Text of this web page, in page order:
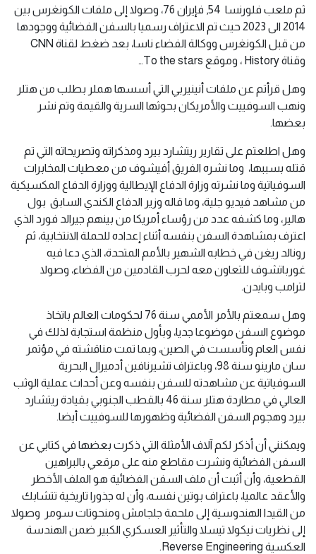
ثم ملعب فلورنسا 54, فإيران 76، وصولا إلى ملفات الكونغرس بين
2014 الى 2023 حيث تم الاعتراف رسميا بالسفن الفضائية ووجودها
من قبل الكونغرس ووكالة الفضاء ناسا، بعد ضغط لقناة CNN
وقناة History ، وموقع To the stars…
وهل قرأتم عن ملفات أنينيربي التي أسسها هملر بطلب من هتلر
ونهب السوفييت والأمريكان بحوثها السرية والقيمة وتم نشر
بعضها.
وهل اطلعتم على تقارير ريتشارد بيرد ومذكراته وتصريحاته التي تم
قتله بسببها، وما نشره الفريق أفيشوف من معطيات المخابرات
السوفياتية وما نشرته وزارة الدفاع الإيطالية ووزارة الدفاع المكسيكية
من مشاهد فيديو جلية، وما قاله وزير الدفاع الكندي السابق بول
هالير، وما كشفه عدد من رؤساء أمريكا من بينهم جيرالد فورد الذي
اعترف بمشاهدة السفن بنفسه أثناء إعداده للحملة الانتخابية، ثم
رونالد ريغن في خطابه الشهير بالأمم المتحدة، الذي دعا فيه
غورباتشوف للتعاون معه لحرب القادمين من الفضاء، وصولا
لترامب وبايدن.
وهل سمعتم بالأمر الأممي سنة 76 لحكومات العالم باتخاذ
موضوع السفن موضوعا جديا، وبأول منظمة استجابة لذلك في
نفس العام وتأسست في الصين، وبما تمت مناقشته في مؤتمر
سان مارينو سنة 98، وباعتراف تشيرنافين أدميرال البحرية
السوفياتية عن مشاهدته للسفن بنفسه وعن أحداث عملية الوثب
العالي في مطاردة هتلر سنة 46 بالقطب الجنوبي بقيادة ريتشارد
بيرد وهجوم السفن الفضائية وظهورها للسوفييت أيضا.
ويمكنني أن أذكر لكم آلاف الأمثلة التي ذكرت بعضها في كتابي عن
السفن الفضائية ونشرت مقاطع منه على مرقعي بالبراهين
القطعية، وأن أثبت أن ملف السفن الفضائية هو الملف الأخطر
والأعقد عالميا، باعتراف بوتين نفسه، وأن له جذورا تاريخية تتشابك
من القيدا الهندوسية إلى ملحمة جلجامش ومنحوتات سومر وصولا
إلى نظريات نيكولا تيسلا والتأثير العسكري الكبير ضمن الهندسة
العكسية Reverse Engineering.